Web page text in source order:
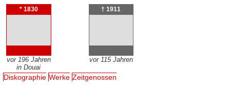
* 1830
vor 196 Jahren
in Douai
† 1911
vor 115 Jahren
Diskographie Werke Zeitgenossen